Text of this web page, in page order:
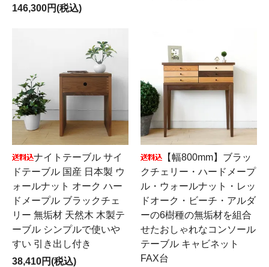
146,300円(税込)
ナイトテーブル サイ
ドテーブル 国産 日本製 ウ
ォールナット オーク ハー
ドメープル ブラックチェ
リー 無垢材 天然木 木製テ
ーブル シンプルで使いや
すい 引き出し付き
38,410円(税込)
【幅800mm】ブラッ
クチェリー・ハードメープ
ル・ウォールナット・レッ
ドオーク・ビーチ・アルダ
ーの6樹種の無垢材を組合
せたおしゃれなコンソール
テーブル キャビネット
FAX台